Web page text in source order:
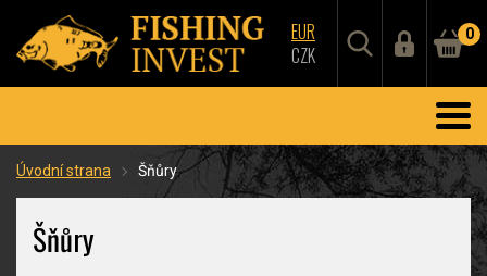
EUR
CZK
0
Úvodní strana Šňůry
Šňůry